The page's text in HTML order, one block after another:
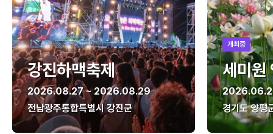
강진하맥축제
2026.08.27 ~ 2026.08.29
전남광주통합특별시 강진군
개최중
세미원
경기도 양평